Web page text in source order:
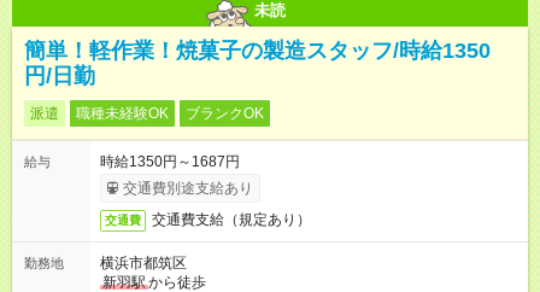
未読
簡単！軽作業！焼菓子の製造スタッフ/時給1350
円/日勤
派遣 職種未経験OK ブランクOK
給与
時給1350円～1687円
交通費別途支給あり
交通費 交通費支給（規定あり）
勤務地
横浜市都筑区
新羽駅から徒歩